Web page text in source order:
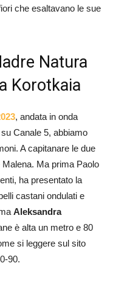
che esaltavano le sue
Natura
Korotkaia
, andata in onda
Canale 5, abbiamo
A capitanare le due
Ma prima Paolo
ha presentato la
castani ondulati e
Aleksandra
è alta un metro e 80
si leggere sul sito
90.